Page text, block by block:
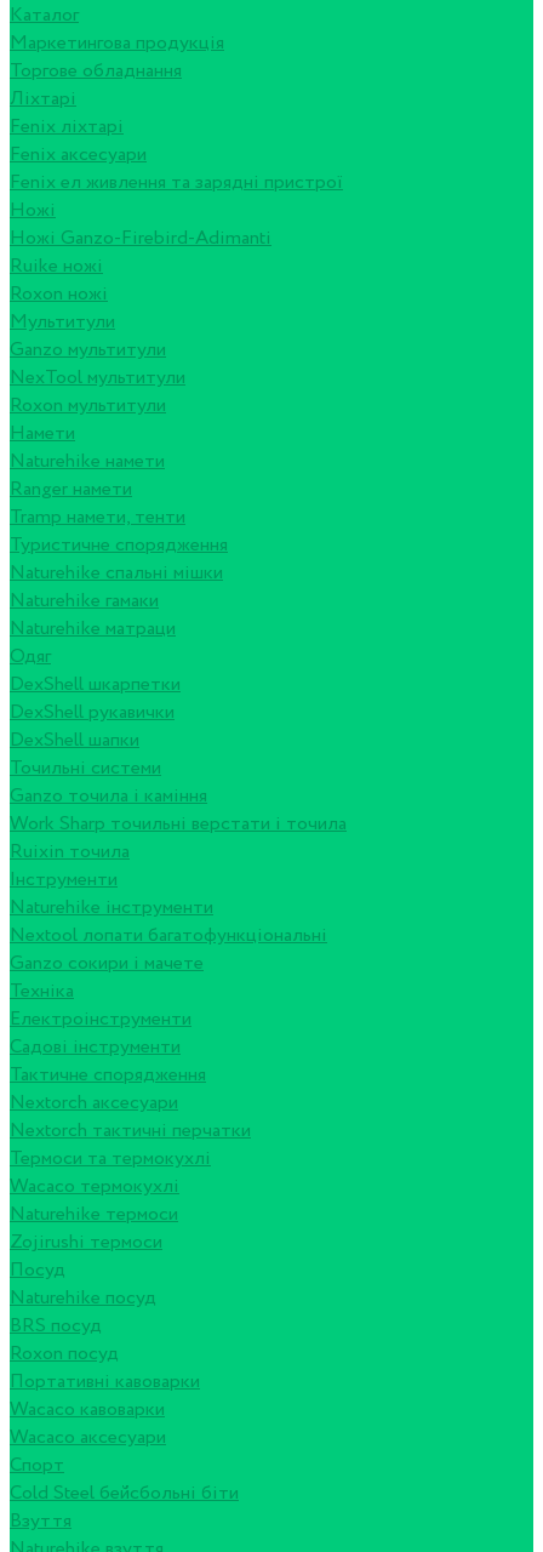
Каталог
Маркетингова продукція
Торгове обладнання
Ліхтарі
Fenix ліхтарі
Fenix аксесуари
Fenix ел живлення та зарядні пристрої
Ножі
Ножі Ganzo-Firebird-Adimanti
Ruike ножі
Roxon ножi
Мультитули
Ganzo мультитули
NexTool мультитули
Roxon мультитули
Намети
Naturehike намети
Ranger намети
Tramp намети, тенти
Туристичне спорядження
Naturehike спальні мішки
Naturehike гамаки
Naturehike матраци
Одяг
DexShell шкарпетки
DexShell рукавички
DexShell шапки
Точильні системи
Ganzo точила і каміння
Work Sharp точильні верстати і точила
Ruixin точила
Інструменти
Naturehike інструменти
Nextool лопати багатофункціональні
Ganzo сокири і мачете
Техніка
Електроінструменти
Садові інструменти
Тактичне спорядження
Nextorch аксесуари
Nextorch тактичні перчатки
Термоси та термокухлі
Wacaco термокухлі
Naturehike термоси
Zojirushi термоси
Посуд
Naturehike посуд
BRS посуд
Roxon посуд
Портативні кавоварки
Wacaco кавоварки
Wacaco аксесуари
Спорт
Cold Steel бейсбольні біти
Взуття